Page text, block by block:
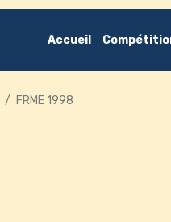
Accueil
FRME 1998